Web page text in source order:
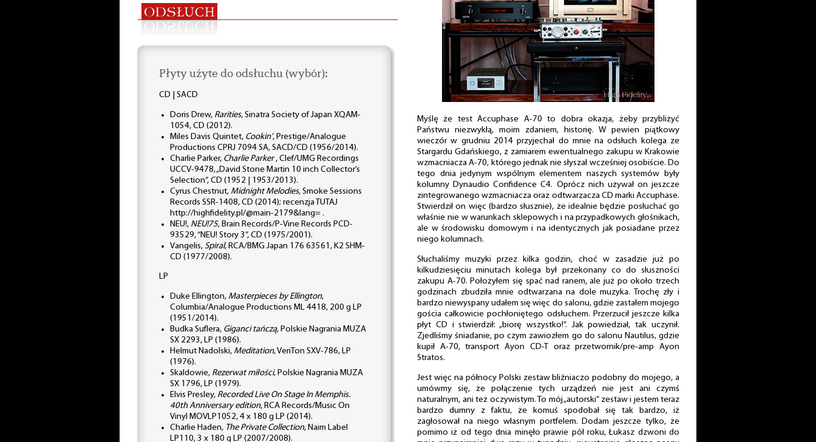
Płyty użyte do odsłuchu (wybór):
CD | SACD
Doris Drew, Rarities, Sinatra Society of Japan XQAM-
1054, CD (2012).
Miles Davis Quintet, Cookin’, Prestige/Analogue
Productions CPRJ 7094 SA, SACD/CD (1956/2014).
Charlie Parker, Charlie Parker, Clef/UMG Recordings
UCCV-9478, „David Stone Martin 10 inch Collector’s
Selection”, CD (1952 | 1953/2013).
Cyrus Chestnut, Midnight Melodies, Smoke Sessions
Records SSR-1408, CD (2014); recenzja TUTAJ
http://highfidelity.pl/@main-2179&lang= .
NEU!, NEU!75, Brain Records/P-Vine Records PCD-
93529, “NEU! Story 3”, CD (1975/2001).
Vangelis, Spiral, RCA/BMG Japan 176 63561, K2 SHM-
CD (1977/2008).
LP
Duke Ellington, Masterpieces by Ellington,
Columbia/Analogue Productions ML 4418, 200 g LP
(1951/2014).
Budka Suflera, Giganci tańczą, Polskie Nagrania MUZA
SX 2293, LP (1986).
Helmut Nadolski, Meditation, VeriTon SXV-786, LP
(1976).
Skaldowie, Rezerwat miłości, Polskie Nagrania MUZA
SX 1796, LP (1979).
Elvis Presley, Recorded Live On Stage In Memphis.
40th Anniversary edition, RCA Records/Music On
Vinyl MOVLP1052, 4 x 180 g LP (2014).
Charlie Haden, The Private Collection, Naim Label
LP110, 3 x 180 g LP (2007/2008).
Myślę że test Accuphase A-70 to dobra okazja, żeby przybliżyć
Państwu niezwykłą, moim zdaniem, historię. W pewien piątkowy
wieczór w grudniu 2014 przyjechał do mnie na odsłuch kolega ze
Stargardu Gdańskiego, z zamiarem ewentualnego zakupu w Krakowie
wzmacniacza A-70, którego jednak nie słyszał wcześniej osobiście. Do
tego dnia jedynym wspólnym elementem naszych systemów były
kolumny Dynaudio Confidence C4. Oprócz nich używał on jeszcze
zintegrowanego wzmacniacza oraz odtwarzacza CD marki Accuphase.
Stwierdził on więc (bardzo słusznie), że idealnie będzie posłuchać go
właśnie nie w warunkach sklepowych i na przypadkowych głośnikach,
ale w środowisku domowym i na identycznych jak posiadane przez
niego kolumnach.
Słuchaliśmy muzyki przez kilka godzin, choć w zasadzie już po
kilkudziesięciu minutach kolega był przekonany co do słuszności
zakupu A-70. Położyłem się spać nad ranem, ale już po około trzech
godzinach zbudziła mnie odtwarzana na dole muzyka. Trochę zły i
bardzo niewyspany udałem się więc do salonu, gdzie zastałem mojego
gościa całkowicie pochłoniętego odsłuchem. Przerzucił jeszcze kilka
płyt CD i stwierdził: „biorę wszystko!”. Jak powiedział, tak uczynił.
Zjedliśmy śniadanie, po czym zawiozłem go do salonu Nautilus, gdzie
kupił A-70, transport Ayon CD-T oraz przetwornik/pre-amp Ayon
Stratos.
Jest więc na północy Polski zestaw bliźniaczo podobny do mojego, a
umówmy się, że połączenie tych urządzeń nie jest ani czymś
naturalnym, ani też oczywistym. To mój „autorski” zestaw i jestem teraz
bardzo dumny z faktu, że komuś spodobał się tak bardzo, iż
zagłosował na niego własnym portfelem. Dodam jeszcze tylko, że
pomimo iż od tego dnia minęło prawie pół roku, Łukasz dzwoni do